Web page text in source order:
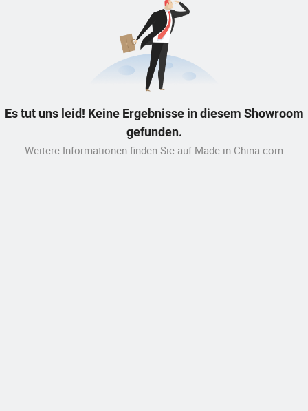
Es tut uns leid! Keine Ergebnisse in diesem Showroom
gefunden.
Weitere Informationen finden Sie auf Made-in-China.com